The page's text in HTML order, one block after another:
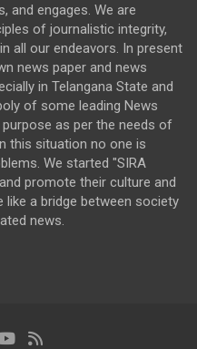
and engages. We are
of journalistic integrity,
all our endeavors. In present
news paper and news
in Telangana State and
of some leading News
as per the needs of
this situation no one is
We started "SIRA
promote their culture and
a bridge between society
news.